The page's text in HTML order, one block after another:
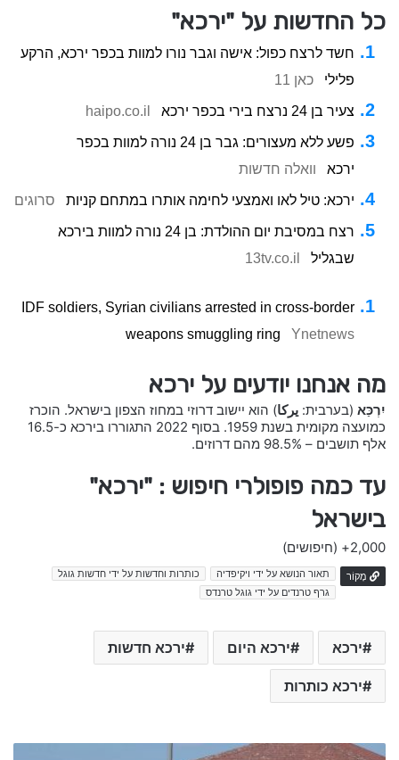
כל החדשות על "ירכא"
חשד לרצח כפול: אישה וגבר נורו למוות בכפר ירכא, הרקע
פלילי
כאן 11
צעיר בן 24 נרצח בירי בכפר ירכא haipo.co.il
פשע ללא מעצורים: גבר בן 24 נורה למוות בכפר
ירכא
וואלה חדשות
ירכא: טיל לאו ואמצעי לחימה אותרו במתחם קניות סרוגים
רצח במסיבת יום ההולדת: בן 24 נורה למוות בירכא
שבגליל
13tv.co.il
IDF soldiers, Syrian civilians arrested in cross-border
weapons smuggling ring
Ynetnews
מה אנחנו יודעים על ירכא
יִרְכַּא (בערבית: يركا) הוא יישוב דרוזי במחוז הצפון בישראל. הוכרז
כמועצה מקומית בשנת 1959. בסוף 2022 התגוררו בירכא כ-16.5
אלף תושבים – 98.5% מהם דרוזים.
עד כמה פופולרי חיפוש : "ירכא"
בישראל
2,000+ (חיפושים)
מָקוֹר תאור הנושא על ידי ויקיפדיה
כותרות וחדשות על ידי חדשות גוגל
גרף טרנדים על ידי גוגל טרנדס
ירכא ירכא היום ירכא חדשות
ירכא כותרות
ס